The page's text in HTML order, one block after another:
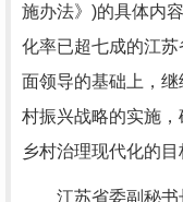
施办法》)的具体内
化率已超七成的江
面领导的基础上，
村振兴战略的实施
乡村治理现代化的目
江苏省委副秘书